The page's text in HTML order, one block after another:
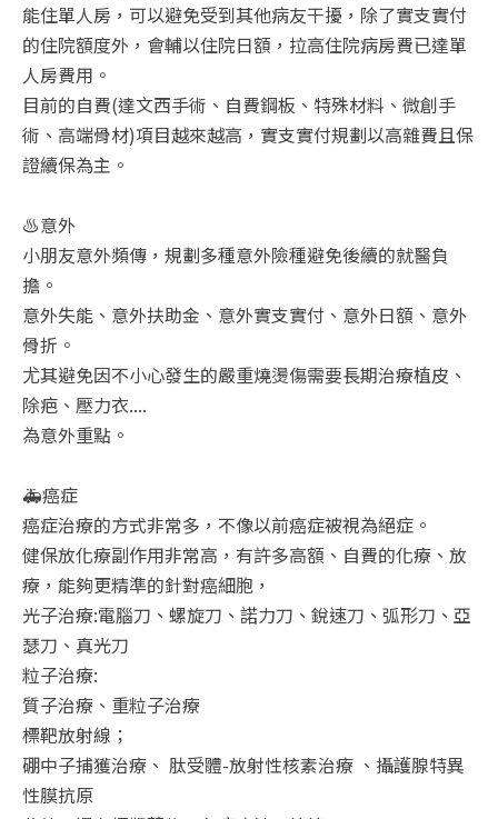
能住單人房，可以避免受到其他病友干擾，除了實支實付
的住院額度外，會輔以住院日額，拉高住院病房費已達單
人房費用。
目前的自費(達文西手術、自費鋼板、特殊材料、微創手
術、高端骨材)項目越來越高，實支實付規劃以高雜費且保
證續保為主。
♨️意外
小朋友意外頻傳，規劃多種意外險種避免後續的就醫負
擔。
意外失能、意外扶助金、意外實支實付、意外日額、意外
骨折。
尤其避免因不小心發生的嚴重燒燙傷需要長期治療植皮、
除疤、壓力衣....
為意外重點。
🚑癌症
癌症治療的方式非常多，不像以前癌症被視為絕症。
健保放化療副作用非常高，有許多高額、自費的化療、放
療，能夠更精準的針對癌細胞，
光子治療:電腦刀、螺旋刀、諾力刀、銳速刀、弧形刀、亞
瑟刀、真光刀
粒子治療:
質子治療、重粒子治療
標靶放射線；
硼中子捕獲治療、 肽受體-放射性核素治療 、攝護腺特異
性膜抗原